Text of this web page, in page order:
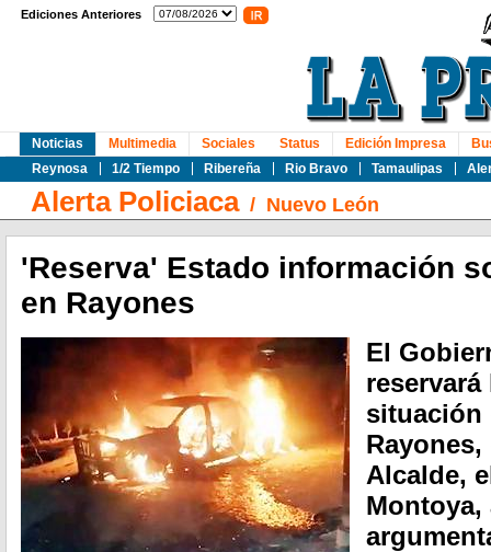
Ediciones Anteriores
Noticias
Reynosa
1/2 Tiempo Ribereña Rio Bravo Tamaulipas
Multimedia Sociales Status Edición Impresa
Alerta Policiaca/ Nuevo León
'Reserva' Estado información
en Rayones
El
situación
Alcalde,